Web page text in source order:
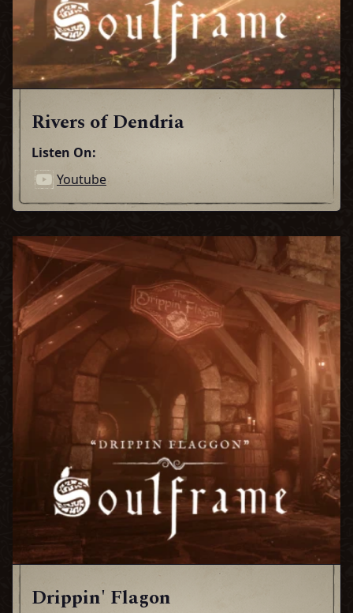
Rivers of Dendria
Listen On:
Youtube
Drippin' Flagon